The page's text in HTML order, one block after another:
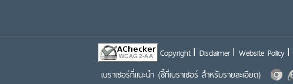
Copyright Disclaimer Website Policy
เบราเซอร์ที่แนะนำ (ชี้ที่เบราเซอร์ สำหรับรายละเอียด)